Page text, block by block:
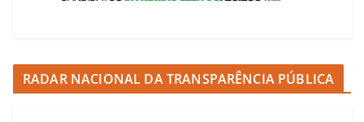
RADAR NACIONAL DA TRANSPARÊNCIA PÚBLICA